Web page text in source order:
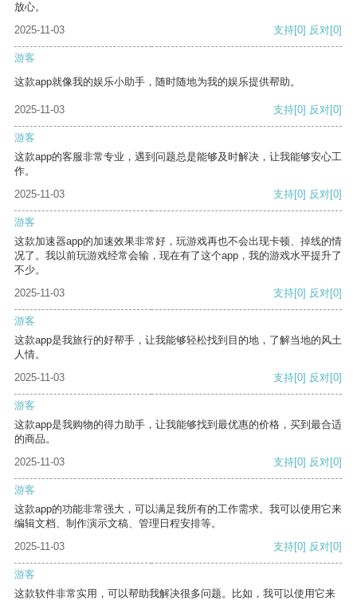
放心。
2025-11-03
支持[0] 反对[0]
游客
这款app就像我的娱乐小助手，随时随地为我的娱乐提供帮助。
2025-11-03 支持[0] 反对[0]
游客
这款app的客服非常专业，遇到问题总是能够及时解决，让我能够安心工
作。
2025-11-03
支持[0] 反对[0]
游客
这款加速器app的加速效果非常好，玩游戏再也不会出现卡顿、掉线的情
况了。我以前玩游戏经常会输，现在有了这个app，我的游戏水平提升了
不少。
2025-11-03
支持[0] 反对[0]
游客
这款app是我旅行的好帮手，让我能够轻松找到目的地，了解当地的风土
人情。
2025-11-03
支持[0] 反对[0]
游客
这款app是我购物的得力助手，让我能够找到最优惠的价格，买到最合适
的商品。
2025-11-03
支持[0] 反对[0]
游客
这款app的功能非常强大，可以满足我所有的工作需求。我可以使用它来
编辑文档、制作演示文稿、管理日程安排等。
2025-11-03
支持[0] 反对[0]
游客
这款软件非常实用，可以帮助我解决很多问题。比如，我可以使用它来